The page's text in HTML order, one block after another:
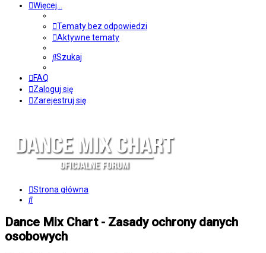
Więcej…
Tematy bez odpowiedzi
Aktywne tematy
Szukaj
FAQ
Zaloguj się
Zarejestruj się
Strona główna
Szukaj
Dance Mix Chart - Zasady ochrony danych
osobowych